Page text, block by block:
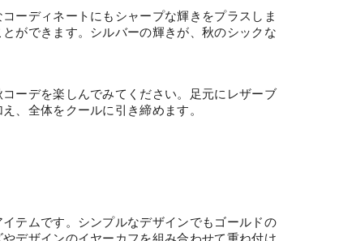
ーディネートにもシャープな輝きをプラスしま
ができます。シルバーの輝きが、秋のシックな
ーデを楽しんでみてください。足元にレザーブ
、全体をクールに引き締めます。
テムです。シンプルなデザインでもゴールドの